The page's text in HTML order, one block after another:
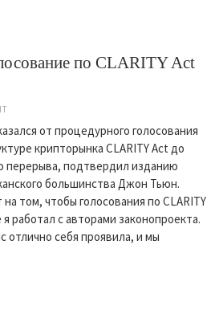
по CLARITY Act
от процедурного голосования
крипторынка CLARITY Act до
перерыва, подтвердил изданию
большинства Джон Тьюн.
том, чтобы голосования по CLARITY
работал с авторами законопроекта.
отлично себя проявила, и мы